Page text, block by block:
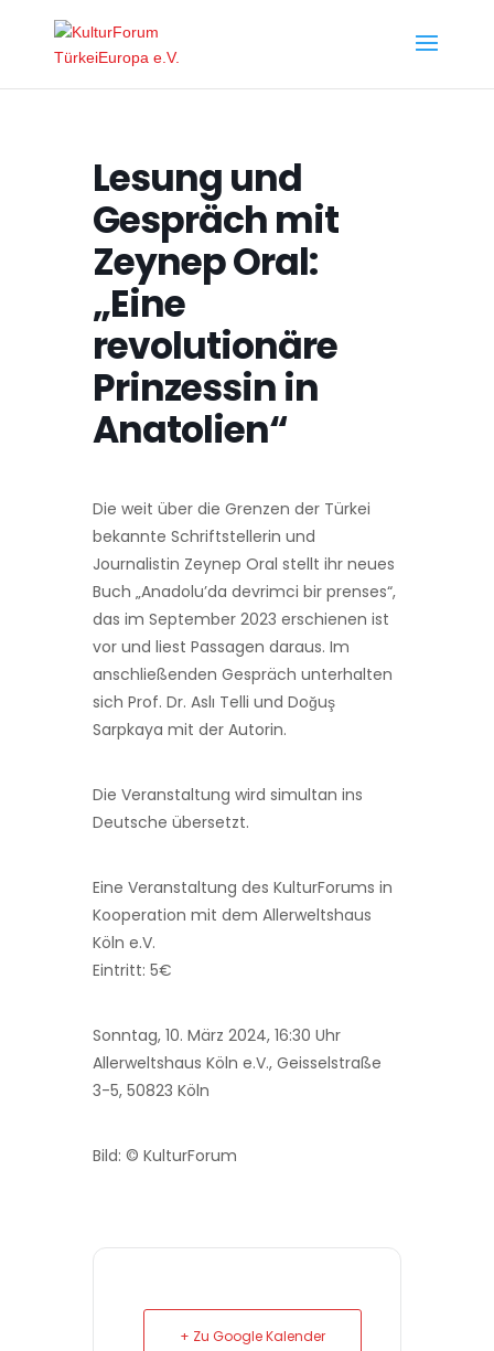
Lesung und
Gespräch mit
Zeynep Oral:
„Eine
revolutionäre
Prinzessin in
Anatolien“
Die weit über die Grenzen der Türkei
bekannte Schriftstellerin und
Journalistin Zeynep Oral stellt ihr neues
Buch „Anadolu’da devrimci bir prenses“,
das im September 2023 erschienen ist
vor und liest Passagen daraus. Im
anschließenden Gespräch unterhalten
sich Prof. Dr. Aslı Telli und Doğuş
Sarpkaya mit der Autorin.
Die Veranstaltung wird simultan ins
Deutsche übersetzt.
Eine Veranstaltung des KulturForums in
Kooperation mit dem Allerweltshaus
Köln e.V.
Eintritt: 5€
Sonntag, 10. März 2024, 16:30 Uhr
Allerweltshaus Köln e.V., Geisselstraße
3-5, 50823 Köln
Bild: © KulturForum
+ Zu Google Kalender